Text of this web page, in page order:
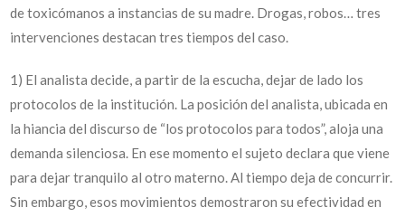
de toxicómanos a instancias de su madre. Drogas, robos… tres
intervenciones destacan tres tiempos del caso.
1) El analista decide, a partir de la escucha, dejar de lado los
protocolos de la institución. La posición del analista, ubicada en
la hiancia del discurso de “los protocolos para todos”, aloja una
demanda silenciosa. En ese momento el sujeto declara que viene
para dejar tranquilo al otro materno. Al tiempo deja de concurrir.
Sin embargo, esos movimientos demostraron su efectividad en